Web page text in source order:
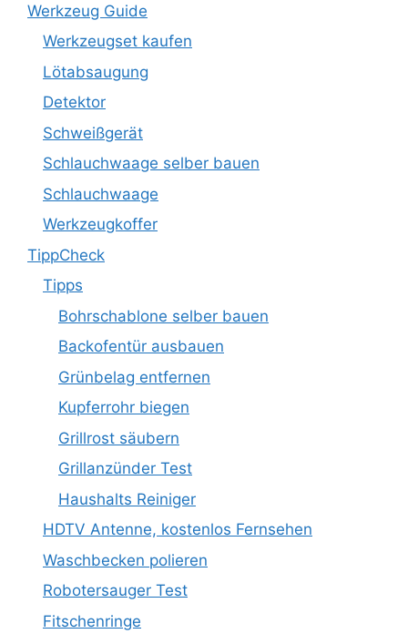
Werkzeug Guide
Werkzeugset kaufen
Lötabsaugung
Detektor
Schweißgerät
Schlauchwaage selber bauen
Schlauchwaage
Werkzeugkoffer
TippCheck
Tipps
Bohrschablone selber bauen
Backofentür ausbauen
Grünbelag entfernen
Kupferrohr biegen
Grillrost säubern
Grillanzünder Test
Haushalts Reiniger
HDTV Antenne, kostenlos Fernsehen
Waschbecken polieren
Robotersauger Test
Fitschenringe